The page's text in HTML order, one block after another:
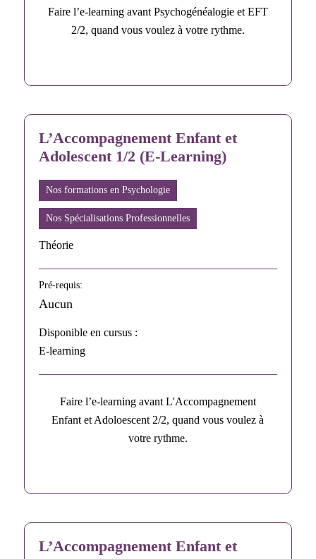
Faire l’e-learning avant Psychogénéalogie et EFT
2/2, quand vous voulez à votre rythme.
L’Accompagnement Enfant et
Adolescent 1/2 (E-Learning)
Nos formations en Psychologie
Nos Spécialisations Professionnelles
Théorie
Pré-requis:
Aucun
Disponible en cursus :
E-learning
Faire l’e-learning avant L'Accompagnement
Enfant et Adoloescent 2/2, quand vous voulez à
votre rythme.
L’Accompagnement Enfant et